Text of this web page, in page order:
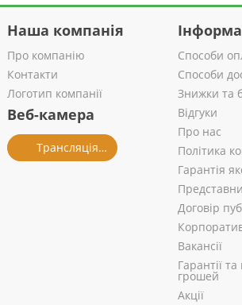
Наша компанія
Про компанію
Контакти
Логотип компанії
Веб-камера
Трансляція із салону
Способи
Способи
Знижки та
Відгуки
Про нас
Політика
Гарантія
Договір
Вакансії
Гарантії
грошей
Акції